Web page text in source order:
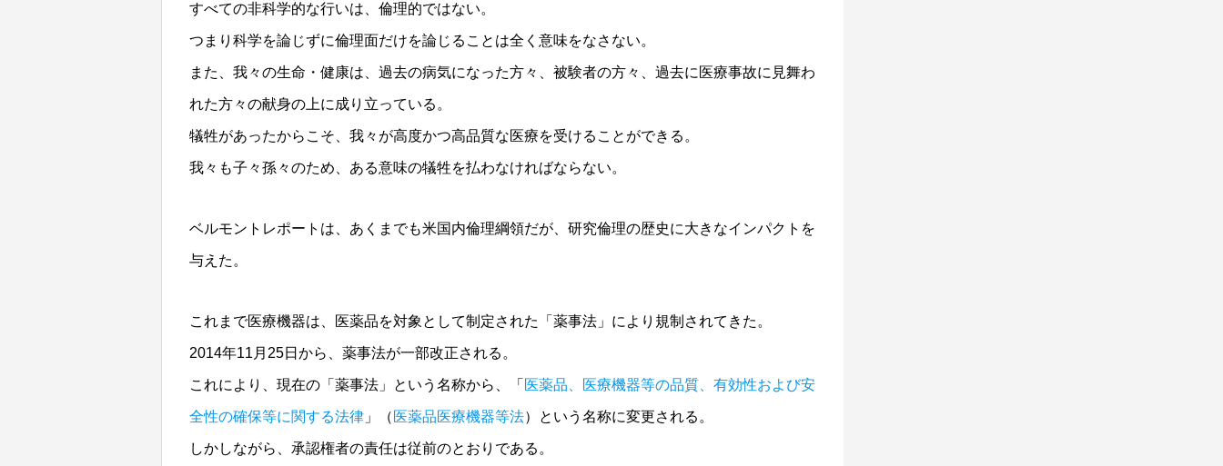
すべての非科学的な行いは、倫理的ではない。
つまり科学を論じずに倫理面だけを論じることは全く意味をなさない。
また、我々の生命・健康は、過去の病気になった方々、被験者の方々、過去に医療事故に見舞わ
れた方々の献身の上に成り立っている。
犠牲があったからこそ、我々が高度かつ高品質な医療を受けることができる。
我々も子々孫々のため、ある意味の犠牲を払わなければならない。
ベルモントレポートは、あくまでも米国内倫理綱領だが、研究倫理の歴史に大きなインパクトを
与えた。
これまで医療機器は、医薬品を対象として制定された「薬事法」により規制されてきた。
2014年11月25日から、薬事法が一部改正される。
これにより、現在の「薬事法」という名称から、「 医薬品、医療機器等の品質、有効性および安
全性の確保等に関する法律 」（ 医薬品医療機器等法）という名称に変更される。
しかしながら、承認権者の責任は従前のとおりである。